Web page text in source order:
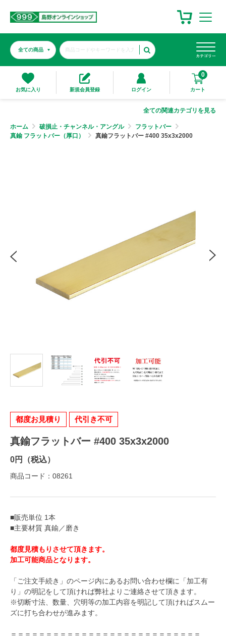
お気に入り 新規会員登録 ログイン
0
カート
全ての関連カテゴリを見る
ホーム 破損止・チャンネル・アングル
フラットバー
真鍮 フラットバー（厚口）
真鍮フラットバー #400 35x3x2000
都度お見積り 代引き不可
真鍮フラットバー #400 35x3x2000
0円（税込）
商品コード：08261
■販売単位 1本
■主要材質 真鍮／磨き
都度見積もりさせて頂きます。
加工可能商品となります。
「ご注文手続き」のページ内にあるお問い合わせ欄に「加工有
り」の明記をして頂ければ弊社よりご連絡させて頂きます。
※切断寸法、数量、穴明等の加工内容を明記して頂ければスムー
ズに打ち合わせが進みます。
＝＝＝＝＝＝＝＝＝＝＝＝＝＝＝＝＝＝＝＝＝＝＝＝＝＝＝